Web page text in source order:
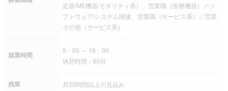
定器/ME機器/モダリティ系）、営業職（医療機器）／ソ
フトウェア/システム関連、営業職（サービス系）／営業
その他（サービス系）
就業時間
9：00 ～ 18：00
休憩時間：60分
残業 月20時間以上の見込み